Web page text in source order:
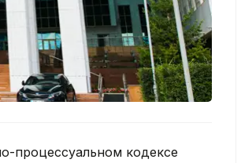
процессуальном кодексе